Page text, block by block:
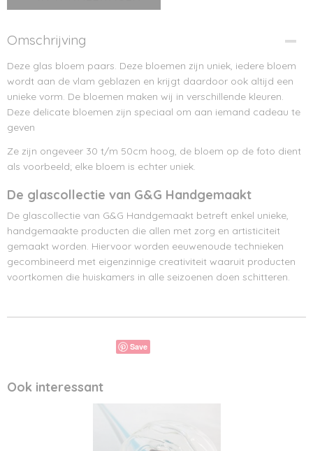
Omschrijving
Deze glas bloem paars. Deze bloemen zijn uniek, iedere bloem
wordt aan de vlam geblazen en krijgt daardoor ook altijd een
unieke vorm. De bloemen maken wij in verschillende kleuren.
Deze delicate bloemen zijn speciaal om aan iemand cadeau te
geven
Ze zijn ongeveer 30 t/m 50cm hoog, de bloem op de foto dient
als voorbeeld; elke bloem is echter uniek.
De glascollectie van G&G Handgemaakt
De glascollectie van G&G Handgemaakt betreft enkel unieke,
handgemaakte producten die allen met zorg en artisticiteit
gemaakt worden. Hiervoor worden eeuwenoude technieken
gecombineerd met eigenzinnige creativiteit waaruit producten
voortkomen die huiskamers in alle seizoenen doen schitteren.
Save
Ook interessant